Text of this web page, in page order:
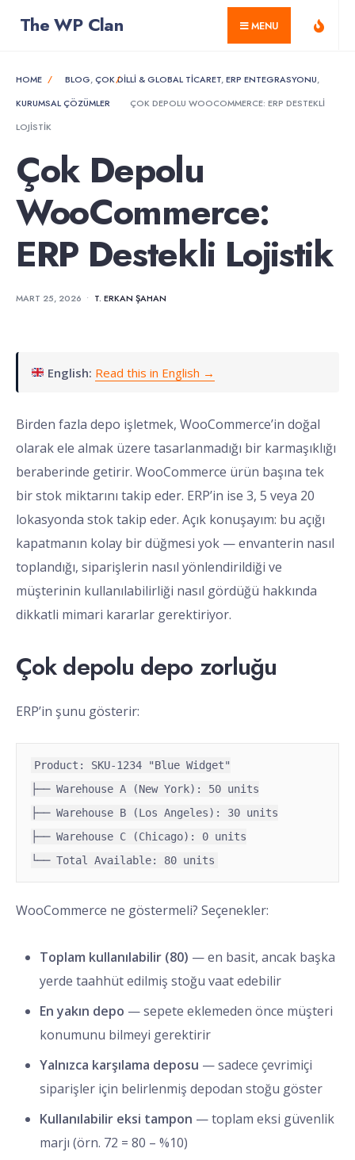
The WP Clan MENU
HOME BLOG,ÇOK DILLI & GLOBAL TICARET,ERP ENTEGRASYONU,
KURUMSAL ÇÖZÜMLER
ÇOK DEPOLU WOOCOMMERCE: ERP DESTEKLI
LOJISTIK
Çok Depolu
WooCommerce:
ERP Destekli Lojistik
MART 25, 2026 • T. ERKAN ŞAHAN
English: Read this in English →
Birden fazla depo işletmek, WooCommerce’in doğal
olarak ele almak üzere tasarlanmadığı bir karmaşıklığı
beraberinde getirir. WooCommerce ürün başına tek
bir stok miktarını takip eder. ERP’in ise 3, 5 veya 20
lokasyonda stok takip eder. Açık konuşayım: bu açığı
kapatmanın kolay bir düğmesi yok — envanterin nasıl
toplandığı, siparişlerin nasıl yönlendirildiği ve
müşterinin kullanılabilirliği nasıl gördüğü hakkında
dikkatli mimari kararlar gerektiriyor.
Çok depolu depo zorluğu
ERP’in şunu gösterir:
Product: SKU-1234 "Blue Widget"
├── Warehouse A (New York): 50 units
├── Warehouse B (Los Angeles): 30 units
├── Warehouse C (Chicago): 0 units
└── Total Available: 80 units
WooCommerce ne göstermeli? Seçenekler:
Toplam kullanılabilir (80) — en basit, ancak başka
yerde taahhüt edilmiş stoğu vaat edebilir
En yakın depo — sepete eklemeden önce müşteri
konumunu bilmeyi gerektirir
Yalnızca karşılama deposu — sadece çevrimiçi
siparişler için belirlenmiş depodan stoğu göster
Kullanılabilir eksi tampon — toplam eksi güvenlik
marjı (örn. 72 = 80 – %10)